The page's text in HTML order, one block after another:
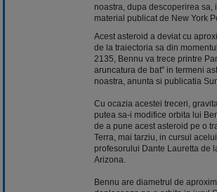
noastra, dupa descoperirea sa,
material publicat de New York
Acest asteroid a deviat cu
de la traiectoria sa din
2135, Bennu va trece printre
aruncatura de bat" in termeni
noastra, anunta si publicatia
Cu ocazia acestei treceri,
putea sa-i modifice orbita lui
de a pune acest asteroid pe o
Terra, mai tarziu, in cursul
profesorului Dante Lauretta de
Arizona.
Bennu are diametrul de